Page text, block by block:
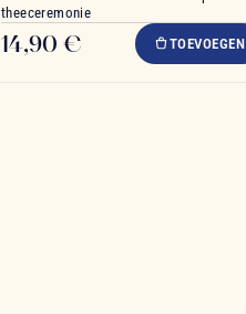
theeceremonie
14,90 € TOEVOEGEN